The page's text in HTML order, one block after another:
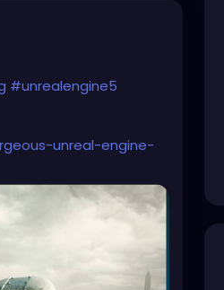
#unrealengine5
unreal-engine-